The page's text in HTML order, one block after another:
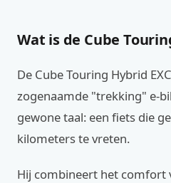
Wat is de Cube
De Cube Touring Hybrid
zogenaamde "trekking" e-
gewone taal: een fiets die
kilometers te vreten.
Hij combineert het comfort